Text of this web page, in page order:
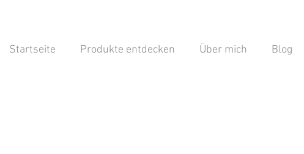
Startseite Produkte entdecken Über mich Blog